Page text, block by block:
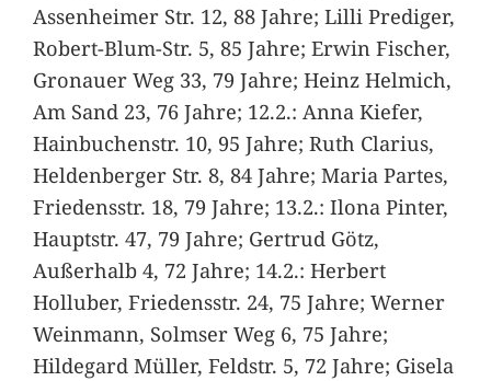
Assenheimer Str. 12, 88 Jahre; Lilli Prediger,
Robert-Blum-Str. 5, 85 Jahre; Erwin Fischer,
Gronauer Weg 33, 79 Jahre; Heinz Helmich,
Am Sand 23, 76 Jahre; 12.2.: Anna Kiefer,
Hainbuchenstr. 10, 95 Jahre; Ruth Clarius,
Heldenberger Str. 8, 84 Jahre; Maria Partes,
Friedensstr. 18, 79 Jahre; 13.2.: Ilona Pinter,
Hauptstr. 47, 79 Jahre; Gertrud Götz,
Außerhalb 4, 72 Jahre; 14.2.: Herbert
Holluber, Friedensstr. 24, 75 Jahre; Werner
Weinmann, Solmser Weg 6, 75 Jahre;
Hildegard Müller, Feldstr. 5, 72 Jahre; Gisela